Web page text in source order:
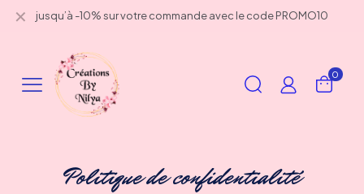
jusqu’à -10% sur votre commande avec le code PROMO10
✕
0
Politique de confidentialité